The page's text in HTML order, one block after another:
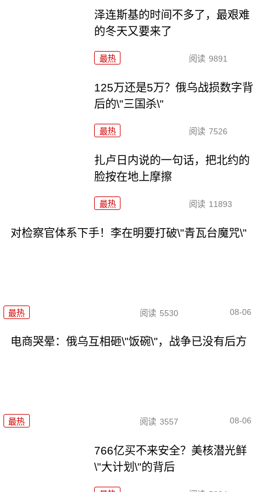
泽连斯基的时间不多了，最艰难
的冬天又要来了
最热 阅读 9891
125万还是5万？俄乌战损数字背
后的\"三国杀\"
最热 阅读 7526
扎卢日内说的一句话，把北约的
脸按在地上摩擦
最热 阅读 11893
对检察官体系下手！李在明要打破\"青瓦台魔咒\"
最热 阅读 5530 08-06
电商哭晕：俄乌互相砸\"饭碗\"，战争已没有后方
最热 阅读 3557 08-06
766亿买不来安全？美核潜光鲜
\"大计划\"的背后